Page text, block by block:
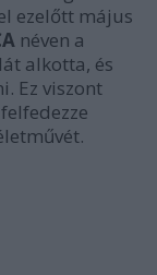
ezelőtt május
néven a
alkotta, és
Ez viszont